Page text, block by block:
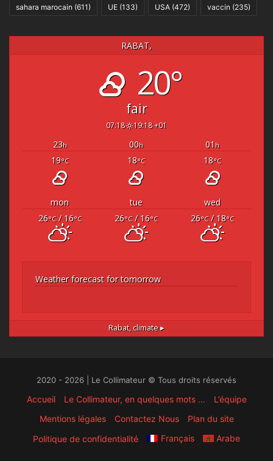
sahara marocain (611) UE (133) USA (472) vaccin (235)
RABAT,
20°
fair
07:18 19:18 +01
23h 00h 01 h
19°C 18°C 18°C
mon tue
wed
26°C/ 16°C 26°C/ 16°C 26°C/ 18°C
Weather forecast for tomorrow
Rabat,climate ▸
2020 - 2026 | Le Collimateur © Tous droits réservés
Accueil Le Collimateur, en quelques mots …
L’équipe
Mentions légales
Contactez Nous
Plan du site
Politique de confidentialité
Français Arabe